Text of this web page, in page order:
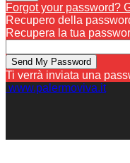
Forgot your password?
Recupero della
Recupera la tua
Ti verrà inviata una
www.palermoviva.it